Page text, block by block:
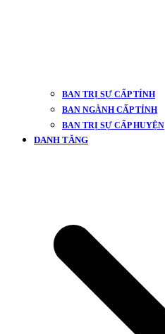
BAN TRỊ SỰ CẤP TỈNH
BAN NGÀNH CẤP TỈNH
BAN TRỊ SỰ CẤP HUYỆN
DANH TĂNG